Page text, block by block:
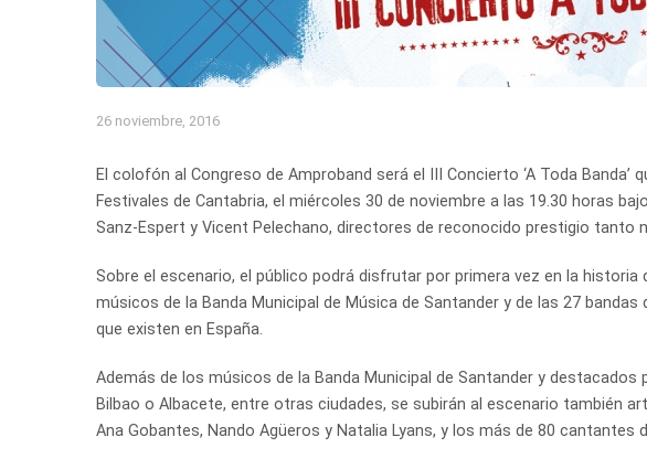
26 noviembre, 2016
El colofón al Congreso de Amproband será el III Concierto ‘A Toda Banda’
Festivales de Cantabria, el miércoles 30 de noviembre a las 19.30 horas
Sanz-Espert y Vicent Pelechano, directores de reconocido prestigio tanto
Sobre el escenario, el público podrá disfrutar por primera vez en la
músicos de la Banda Municipal de Música de Santander y de las 27
que existen en España.
Además de los músicos de la Banda Municipal de Santander y destacados
Bilbao o Albacete, entre otras ciudades, se subirán al escenario también
Ana Gobantes, Nando Agüeros y Natalia Lyans, y los más de 80 cantantes